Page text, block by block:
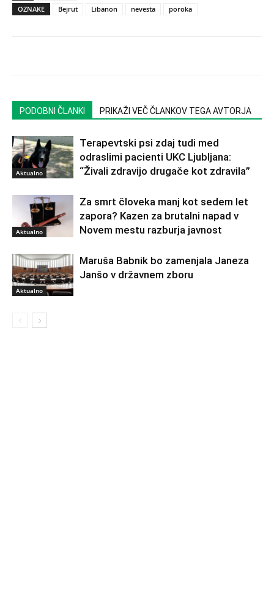
OZNAKE Bejrut Libanon nevesta poroka
PODOBNI ČLANKI PRIKAŽI VEČ ČLANKOV TEGA AVTORJA
Aktualno
Terapevtski psi zdaj tudi med
odraslimi pacienti UKC Ljubljana:
“Živali zdravijo drugače kot zdravila”
Aktualno
Za smrt človeka manj kot sedem let
zapora? Kazen za brutalni napad v
Novem mestu razburja javnost
Aktualno
Maruša Babnik bo zamenjala Janeza
Janšo v državnem zboru